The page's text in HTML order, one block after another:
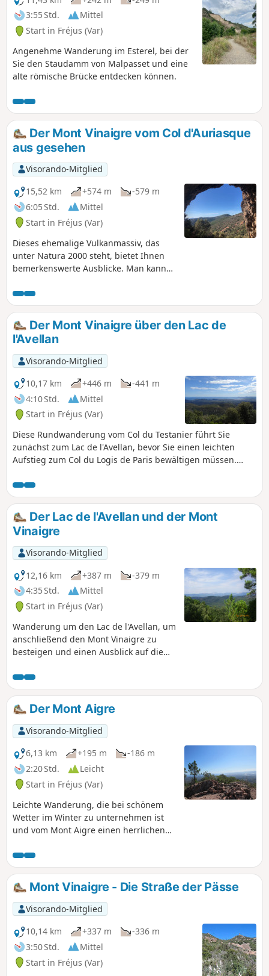
3:55 Std.
Mittel
Start in Fréjus (Var)
Angenehme Wanderung im Esterel, bei der
Sie den Staudamm von Malpasset und eine
alte römische Brücke entdecken können.
Der Mont Vinaigre vom Col d'Auriasque
aus gesehen
Visorando-Mitglied
15,52 km
+574 m
-579 m
6:05 Std.
Mittel
Start in Fréjus (Var)
Dieses ehemalige Vulkanmassiv, das
unter Natura 2000 steht, bietet Ihnen
bemerkenswerte Ausblicke. Man kann
Landschaften, den leuchtenden Farben
und den wilden Düften dieses riesigen
Waldmassivs nicht sattsehen. Ein
großer Teil der Wanderwege dieser Tour
ist wenig frequentiert, was ein
zusätzliches Vergnügen ist.
Der Mont Vinaigre über den Lac de
l'Avellan
Visorando-Mitglied
10,17 km
+446 m
-441 m
4:10 Std.
Mittel
Start in Fréjus (Var)
Diese Rundwanderung vom Col du Testanier führt Sie
zunächst zum Lac de l'Avellan, bevor Sie einen leichten
Aufstieg zum Col du Logis de Paris bewältigen müssen.
wenig begangene Pfade auf einen Bergrücken am Fuße des
Mont Vinaigre. Der Aufstieg auf diesen Gipfel, den höchsten
Punkt des Estérel, belohnt Sie mit einem herrlichen 360°-
Panoramablick vom Mercantour bis nach Saint-Tropez und
von Ventimiglia bis zur Sainte-Victoire!
Der Lac de l'Avellan und der Mont
Vinaigre
Visorando-Mitglied
12,16 km
+387 m
-379 m
4:35 Std.
Mittel
Start in Fréjus (Var)
Wanderung um den Lac de l'Avellan, um
anschließend den Mont Vinaigre zu
besteigen und einen Ausblick auf die
genießen.
Der Mont Aigre
Visorando-Mitglied
6,13 km
+195 m
-186 m
2:20 Std.
Leicht
Start in Fréjus (Var)
Leichte Wanderung, die bei schönem
Wetter im Winter zu unternehmen ist
und vom Mont Aigre einen herrlichen
das Estérel-Massiv, das Meer und den
schneebedeckten Mercantour bietet.
Mont Vinaigre - Die Straße der Pässe
Visorando-Mitglied
10,14 km
+337 m
-336 m
3:50 Std.
Mittel
Start in Fréjus (Var)